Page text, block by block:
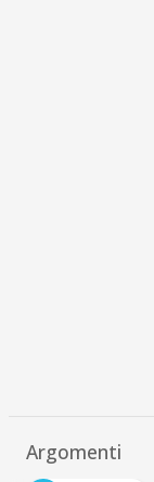
Argomenti